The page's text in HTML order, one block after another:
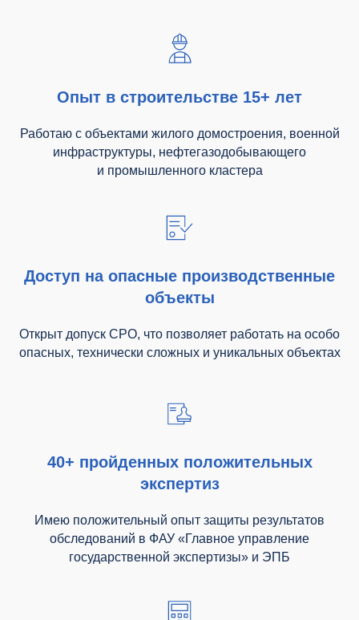
Опыт в строительстве 15+ лет
Работаю с объектами жилого домостроения, военной
инфраструктуры, нефтегазодобывающего
и промышленного кластера
Доступ на опасные производственные
объекты
Открыт допуск СРО, что позволяет работать на особо
опасных, технически сложных и уникальных объектах
40+ пройденных положительных
экспертиз
Имею положительный опыт защиты результатов
обследований в ФАУ «Главное управление
государственной экспертизы» и ЭПБ